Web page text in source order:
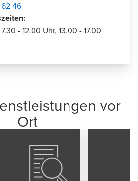
46
:
- 12.00 Uhr, 13.00 - 17.00
vor
Ort